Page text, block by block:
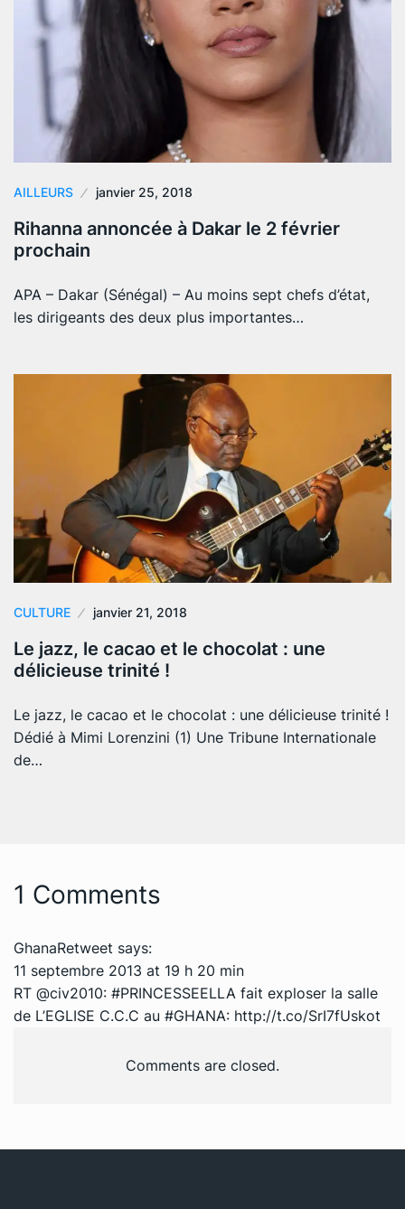
AILLEURS janvier 25, 2018
Rihanna annoncée à Dakar le 2 février
prochain
APA – Dakar (Sénégal) – Au moins sept chefs d’état,
les dirigeants des deux plus importantes…
CULTURE janvier 21, 2018
Le jazz, le cacao et le chocolat : une
délicieuse trinité !
Le jazz, le cacao et le chocolat : une délicieuse trinité !
Dédié à Mimi Lorenzini (1) Une Tribune Internationale
de…
1 Comments
GhanaRetweet says:
11 septembre 2013 at 19 h 20 min
RT @civ2010: #PRINCESSEELLA fait exploser la salle
de L’EGLISE C.C.C au #GHANA: http://t.co/SrI7fUskot
Comments are closed.